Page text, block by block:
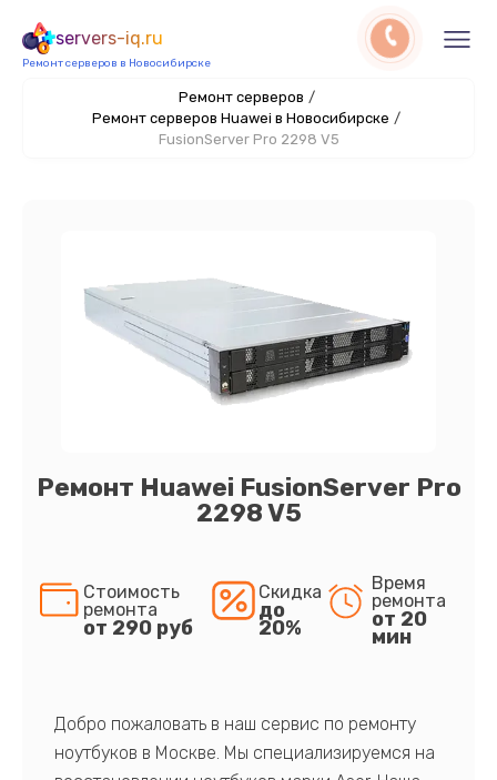
servers-iq.ru
Ремонт серверов в Новосибирске
Ремонт серверов /
Ремонт серверов Huawei в Новосибирске /
FusionServer Pro 2298 V5
Ремонт Huawei FusionServer Pro
2298 V5
Стоимость
ремонта
от 290 руб
Скидка
до
20%
Время
ремонта
от 20
мин
Добро пожаловать в наш сервис по ремонту
ноутбуков в Москве. Мы специализируемся на